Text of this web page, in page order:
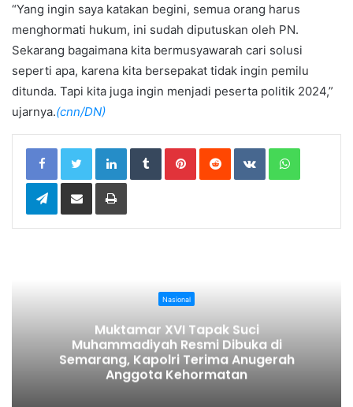
“Yang ingin saya katakan begini, semua orang harus
menghormati hukum, ini sudah diputuskan oleh PN.
Sekarang bagaimana kita bermusyawarah cari solusi
seperti apa, karena kita bersepakat tidak ingin pemilu
ditunda. Tapi kita juga ingin menjadi peserta politik 2024,”
ujarnya.(cnn/DN)
LinkedIn Tumblr Pinterest Reddit VKontakte
Telegram Print
Nasional
Muktamar XVI Tapak Suci
Muhammadiyah Resmi Dibuka di
Semarang, Kapolri Terima Anugerah
Anggota Kehormatan